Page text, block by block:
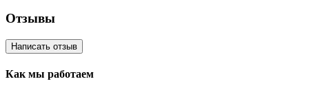
Отзывы
Написать отзыв
Как мы работаем